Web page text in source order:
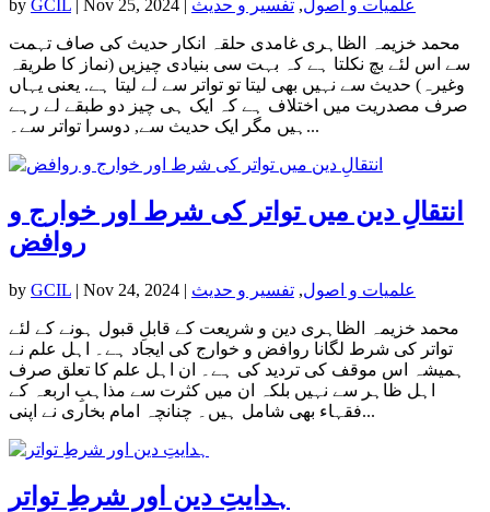
by GCIL | Nov 25, 2024 | علمیات و اصول, تفسیر و حدیث
محمد خزیمہ الظاہری غامدی حلقہ انکار حدیث کی صاف تہمت
سے اس لئے بچ نکلتا ہے کہ بہت سی بنیادی چیزیں (نماز کا طریقہ
وغیرہ) حدیث سے نہیں بھی لیتا تو تواتر سے لے لیتا ہے. یعنی یہاں
صرف مصدریت میں اختلاف ہے کہ ایک ہی چیز دو طبقے لے رہے
ہیں مگر ایک حدیث سے, دوسرا تواتر سے۔...
انتقالِ دین میں تواتر کی شرط اور خوارج و
روافض
by GCIL | Nov 24, 2024 | علمیات و اصول, تفسیر و حدیث
محمد خزیمہ الظاہری دین و شریعت کے قابلِ قبول ہونے کے لئے
تواتر کی شرط لگانا روافض و خوارج کی ایجاد ہے۔ اہل علم نے
ہمیشہ اس موقف کی تردید کی ہے۔ ان اہل علم کا تعلق صرف
اہل ظاہر سے نہیں بلکہ ان میں کثرت سے مذاہبِ اربعہ کے
فقہاء بھی شامل ہیں۔ چنانچہ امام بخاری نے اپنی...
ہدایتِ دین اور شرطِ تواتر